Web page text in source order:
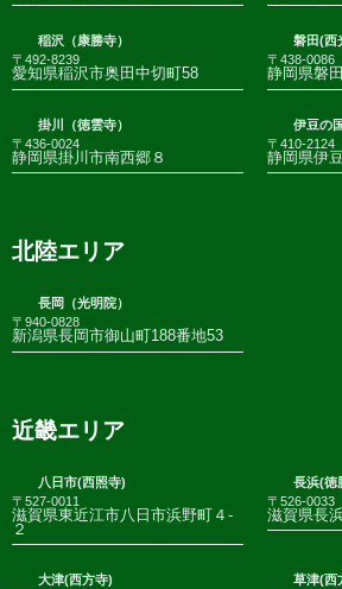
稲沢（康勝寺）
〒492-8239
愛知県稲沢市奥田中切町58
磐田(西
〒438-0086
静岡県磐
掛川（徳雲寺）
〒436-0024
静岡県掛川市南西郷８
伊豆の
〒410-2124
静岡県伊
北陸エリア
長岡（光明院）
〒940-0828
新潟県長岡市御山町188番地53
近畿エリア
八日市(西照寺)
〒527-0011
滋賀県東近江市八日市浜野町４-
２
長浜(徳
〒526-0033
滋賀県長
大津(西方寺)
草津(西